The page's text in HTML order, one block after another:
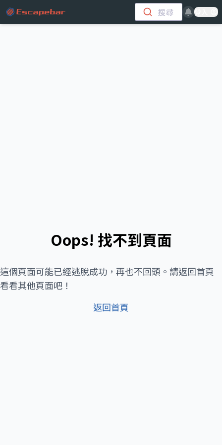
跳至主要內容
搜尋 登入
Oops! 找不到頁面
這個頁面可能已經逃脫成功，再也不回頭。請返回首頁
看看其他頁面吧！
返回首頁